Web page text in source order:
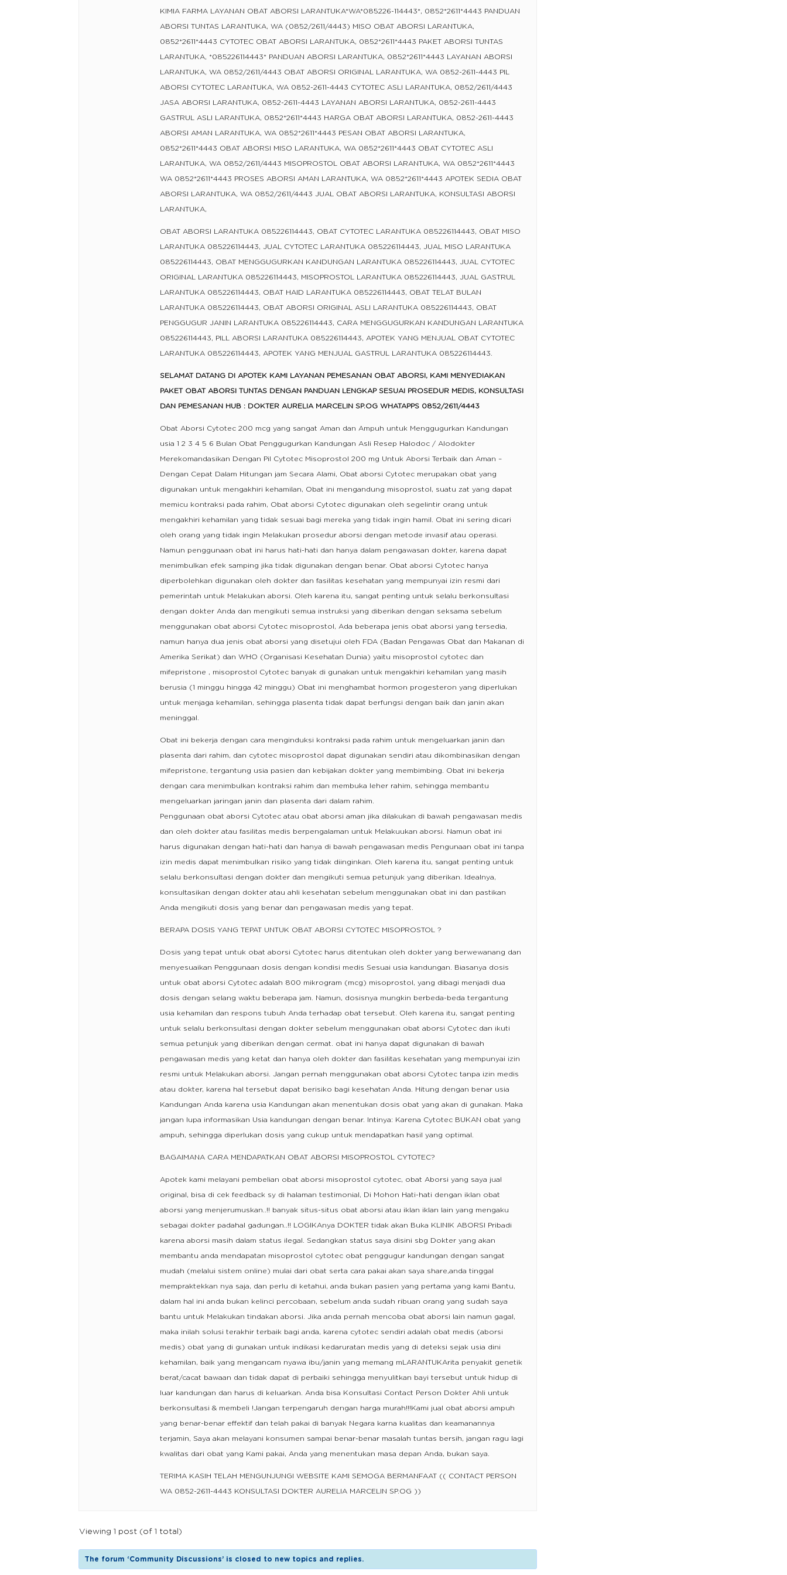
KIMIA FARMA LAYANAN OBAT ABORSI LARANTUKA*WA*085226-114443*, 0852*2611*4443 PANDUAN
ABORSI TUNTAS LARANTUKA, WA (0852/2611/4443) MISO OBAT ABORSI LARANTUKA,
0852*2611*4443 CYTOTEC OBAT ABORSI LARANTUKA, 0852*2611*4443 PAKET ABORSI TUNTAS
LARANTUKA, *085226114443* PANDUAN ABORSI LARANTUKA, 0852*2611*4443 LAYANAN ABORSI
LARANTUKA, WA 0852/2611/4443 OBAT ABORSI ORIGINAL LARANTUKA, WA 0852-2611-4443 PIL
ABORSI CYTOTEC LARANTUKA, WA 0852-2611-4443 CYTOTEC ASLI LARANTUKA, 0852/2611/4443
JASA ABORSI LARANTUKA, 0852-2611-4443 LAYANAN ABORSI LARANTUKA, 0852-2611-4443
GASTRUL ASLI LARANTUKA, 0852*2611*4443 HARGA OBAT ABORSI LARANTUKA, 0852-2611-4443
ABORSI AMAN LARANTUKA, WA 0852*2611*4443 PESAN OBAT ABORSI LARANTUKA,
0852*2611*4443 OBAT ABORSI MISO LARANTUKA, WA 0852*2611*4443 OBAT CYTOTEC ASLI
LARANTUKA, WA 0852/2611/4443 MISOPROSTOL OBAT ABORSI LARANTUKA, WA 0852*2611*4443
WA 0852*2611*4443 PROSES ABORSI AMAN LARANTUKA, WA 0852*2611*4443 APOTEK SEDIA OBAT
ABORSI LARANTUKA, WA 0852/2611/4443 JUAL OBAT ABORSI LARANTUKA, KONSULTASI ABORSI
LARANTUKA,
OBAT ABORSI LARANTUKA 085226114443, OBAT CYTOTEC LARANTUKA 085226114443, OBAT MISO
LARANTUKA 085226114443, JUAL CYTOTEC LARANTUKA 085226114443, JUAL MISO LARANTUKA
085226114443, OBAT MENGGUGURKAN KANDUNGAN LARANTUKA 085226114443, JUAL CYTOTEC
ORIGINAL LARANTUKA 085226114443, MISOPROSTOL LARANTUKA 085226114443, JUAL GASTRUL
LARANTUKA 085226114443, OBAT HAID LARANTUKA 085226114443, OBAT TELAT BULAN
LARANTUKA 085226114443, OBAT ABORSI ORIGINAL ASLI LARANTUKA 085226114443, OBAT
PENGGUGUR JANIN LARANTUKA 085226114443, CARA MENGGUGURKAN KANDUNGAN LARANTUKA
085226114443, PILL ABORSI LARANTUKA 085226114443, APOTEK YANG MENJUAL OBAT CYTOTEC
LARANTUKA 085226114443, APOTEK YANG MENJUAL GASTRUL LARANTUKA 085226114443.
SELAMAT DATANG DI APOTEK KAMI LAYANAN PEMESANAN OBAT ABORSI, KAMI MENYEDIAKAN
PAKET OBAT ABORSI TUNTAS DENGAN PANDUAN LENGKAP SESUAI PROSEDUR MEDIS, KONSULTASI
DAN PEMESANAN HUB : DOKTER AURELIA MARCELIN SP.OG WHATAPPS 0852/2611/4443
Obat Aborsi Cytotec 200 mcg yang sangat Aman dan Ampuh untuk Menggugurkan Kandungan
usia 1 2 3 4 5 6 Bulan Obat Penggugurkan Kandungan Asli Resep Halodoc / Alodokter
Merekomandasikan Dengan Pil Cytotec Misoprostol 200 mg Untuk Aborsi Terbaik dan Aman –
Dengan Cepat Dalam Hitungan jam Secara Alami, Obat aborsi Cytotec merupakan obat yang
digunakan untuk mengakhiri kehamilan, Obat ini mengandung misoprostol, suatu zat yang dapat
memicu kontraksi pada rahim, Obat aborsi Cytotec digunakan oleh segelintir orang untuk
mengakhiri kehamilan yang tidak sesuai bagi mereka yang tidak ingin hamil. Obat ini sering dicari
oleh orang yang tidak ingin Melakukan prosedur aborsi dengan metode invasif atau operasi.
Namun penggunaan obat ini harus hati-hati dan hanya dalam pengawasan dokter, karena dapat
menimbulkan efek samping jika tidak digunakan dengan benar. Obat aborsi Cytotec hanya
diperbolehkan digunakan oleh dokter dan fasilitas kesehatan yang mempunyai izin resmi dari
pemerintah untuk Melakukan aborsi. Oleh karena itu, sangat penting untuk selalu berkonsultasi
dengan dokter Anda dan mengikuti semua instruksi yang diberikan dengan seksama sebelum
menggunakan obat aborsi Cytotec misoprostol, Ada beberapa jenis obat aborsi yang tersedia,
namun hanya dua jenis obat aborsi yang disetujui oleh FDA (Badan Pengawas Obat dan Makanan di
Amerika Serikat) dan WHO (Organisasi Kesehatan Dunia) yaitu misoprostol cytotec dan
mifepristone , misoprostol Cytotec banyak di gunakan untuk mengakhiri kehamilan yang masih
berusia (1 minggu hingga 42 minggu) Obat ini menghambat hormon progesteron yang diperlukan
untuk menjaga kehamilan, sehingga plasenta tidak dapat berfungsi dengan baik dan janin akan
meninggal.
Obat ini bekerja dengan cara menginduksi kontraksi pada rahim untuk mengeluarkan janin dan
plasenta dari rahim, dan cytotec misoprostol dapat digunakan sendiri atau dikombinasikan dengan
mifepristone, tergantung usia pasien dan kebijakan dokter yang membimbing. Obat ini bekerja
dengan cara menimbulkan kontraksi rahim dan membuka leher rahim, sehingga membantu
mengeluarkan jaringan janin dan plasenta dari dalam rahim.
Penggunaan obat aborsi Cytotec atau obat aborsi aman jika dilakukan di bawah pengawasan medis
dan oleh dokter atau fasilitas medis berpengalaman untuk Melakuukan aborsi. Namun obat ini
harus digunakan dengan hati-hati dan hanya di bawah pengawasan medis Pengunaan obat ini tanpa
izin medis dapat menimbulkan risiko yang tidak diinginkan. Oleh karena itu, sangat penting untuk
selalu berkonsultasi dengan dokter dan mengikuti semua petunjuk yang diberikan. Idealnya,
konsultasikan dengan dokter atau ahli kesehatan sebelum menggunakan obat ini dan pastikan
Anda mengikuti dosis yang benar dan pengawasan medis yang tepat.
BERAPA DOSIS YANG TEPAT UNTUK OBAT ABORSI CYTOTEC MISOPROSTOL ?
Dosis yang tepat untuk obat aborsi Cytotec harus ditentukan oleh dokter yang berwewanang dan
menyesuaikan Penggunaan dosis dengan kondisi medis Sesuai usia kandungan. Biasanya dosis
untuk obat aborsi Cytotec adalah 800 mikrogram (mcg) misoprostol, yang dibagi menjadi dua
dosis dengan selang waktu beberapa jam. Namun, dosisnya mungkin berbeda-beda tergantung
usia kehamilan dan respons tubuh Anda terhadap obat tersebut. Oleh karena itu, sangat penting
untuk selalu berkonsultasi dengan dokter sebelum menggunakan obat aborsi Cytotec dan ikuti
semua petunjuk yang diberikan dengan cermat. obat ini hanya dapat digunakan di bawah
pengawasan medis yang ketat dan hanya oleh dokter dan fasilitas kesehatan yang mempunyai izin
resmi untuk Melakukan aborsi. Jangan pernah menggunakan obat aborsi Cytotec tanpa izin medis
atau dokter, karena hal tersebut dapat berisiko bagi kesehatan Anda. Hitung dengan benar usia
Kandungan Anda karena usia Kandungan akan menentukan dosis obat yang akan di gunakan. Maka
jangan lupa informasikan Usia kandungan dengan benar. Intinya: Karena Cytotec BUKAN obat yang
ampuh, sehingga diperlukan dosis yang cukup untuk mendapatkan hasil yang optimal.
BAGAIMANA CARA MENDAPATKAN OBAT ABORSI MISOPROSTOL CYTOTEC?
Apotek kami melayani pembelian obat aborsi misoprostol cytotec, obat Aborsi yang saya jual
original, bisa di cek feedback sy di halaman testimonial, Di Mohon Hati-hati dengan iklan obat
aborsi yang menjerumuskan..!! banyak situs-situs obat aborsi atau iklan iklan lain yang mengaku
sebagai dokter padahal gadungan..!! LOGIKAnya DOKTER tidak akan Buka KLINIK ABORSI Pribadi
karena aborsi masih dalam status ilegal. Sedangkan status saya disini sbg Dokter yang akan
membantu anda mendapatan misoprostol cytotec obat penggugur kandungan dengan sangat
mudah (melalui sistem online) mulai dari obat serta cara pakai akan saya share,anda tinggal
mempraktekkan nya saja, dan perlu di ketahui, anda bukan pasien yang pertama yang kami Bantu,
dalam hal ini anda bukan kelinci percobaan, sebelum anda sudah ribuan orang yang sudah saya
bantu untuk Melakukan tindakan aborsi. Jika anda pernah mencoba obat aborsi lain namun gagal,
maka inilah solusi terakhir terbaik bagi anda, karena cytotec sendiri adalah obat medis (aborsi
medis) obat yang di gunakan untuk indikasi kedaruratan medis yang di deteksi sejak usia dini
kehamilan, baik yang mengancam nyawa ibu/janin yang memang mLARANTUKArita penyakit genetik
berat/cacat bawaan dan tidak dapat di perbaiki sehingga menyulitkan bayi tersebut untuk hidup di
luar kandungan dan harus di keluarkan. Anda bisa Konsultasi Contact Person Dokter Ahli untuk
berkonsultasi & membeli !Jangan terpengaruh dengan harga murah!!!Kami jual obat aborsi ampuh
yang benar-benar effektif dan telah pakai di banyak Negara karna kualitas dan keamanannya
terjamin, Saya akan melayani konsumen sampai benar-benar masalah tuntas bersih, jangan ragu lagi
kwalitas dari obat yang Kami pakai, Anda yang menentukan masa depan Anda, bukan saya.
TERIMA KASIH TELAH MENGUNJUNGI WEBSITE KAMI SEMOGA BERMANFAAT (( CONTACT PERSON
WA 0852-2611-4443 KONSULTASI DOKTER AURELIA MARCELIN SP.OG ))
Viewing 1 post (of 1 total)
The forum ‘Community Discussions’ is closed to new topics and replies.